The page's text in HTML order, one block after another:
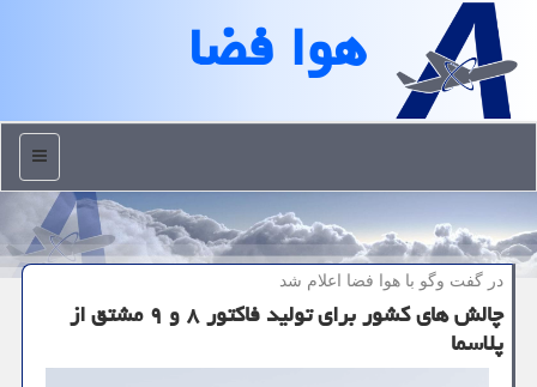
هوا فضا
منو
در گفت وگو با هوا فضا اعلام شد
چالش های كشور برای تولید فاكتور ۸ و ۹ مشتق از
پلاسما